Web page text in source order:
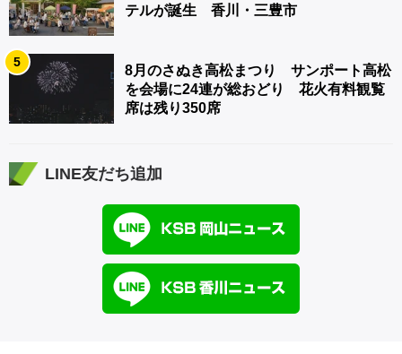
テルが誕生 香川・三豊市
5
8月のさぬき高松まつり サンポート高松
を会場に24連が総おどり 花火有料観覧
席は残り350席
LINE友だち追加